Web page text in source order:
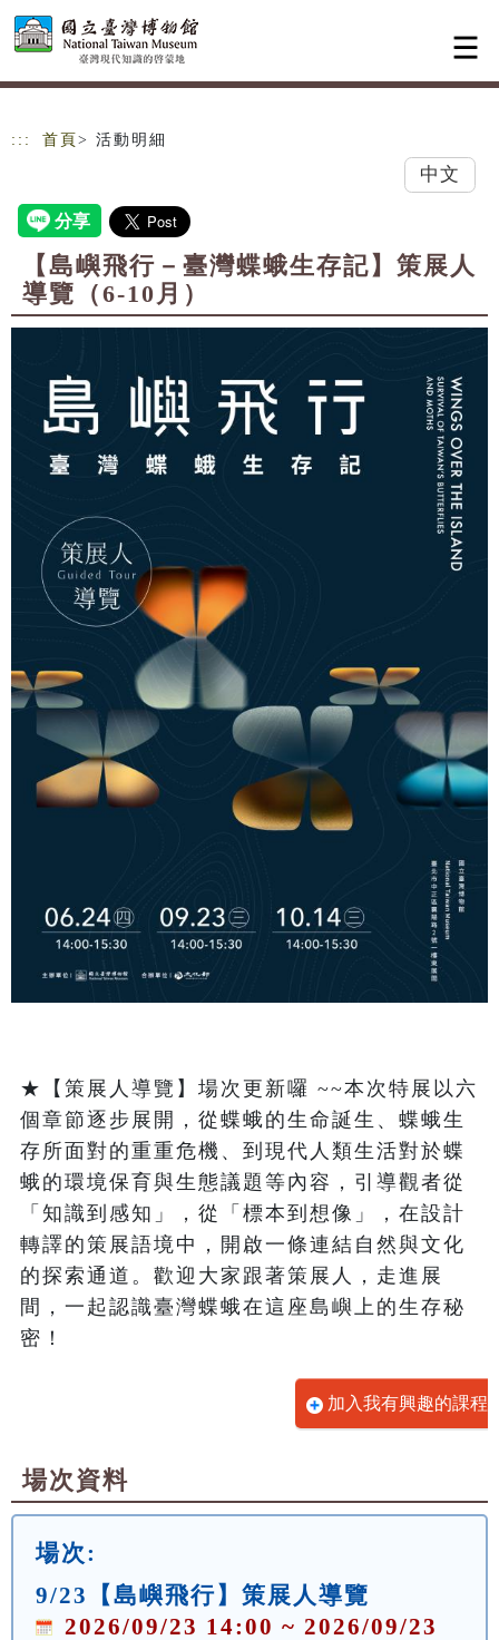
跳到主要內容
網站導覽
::: 首頁 > 活動明細
中文
【島嶼飛行－臺灣蝶蛾生存記】策展人
導覽（6-10月）
★【策展人導覽】場次更新囉 ~~本次特展以六
個章節逐步展開，從蝶蛾的生命誕生、蝶蛾生
存所面對的重重危機、到現代人類生活對於蝶
蛾的環境保育與生態議題等內容，引導觀者從
「知識到感知」，從「標本到想像」，在設計
轉譯的策展語境中，開啟一條連結自然與文化
的探索通道。歡迎大家跟著策展人，走進展
間，一起認識臺灣蝶蛾在這座島嶼上的生存秘
密！
加入我有興趣的課程
場次資料
場次:
9/23【島嶼飛行】策展人導覽
2026/09/23 14:00 ~ 2026/09/23